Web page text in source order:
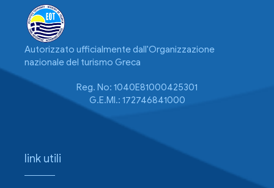
Autorizzato ufficialmente dall'Organizzazione
nazionale del turismo Greca
Reg. No: 1040E81000425301
G.E.MI.: 172746841000
link utili